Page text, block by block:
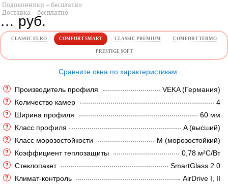
Подоконники – бесплатно
Доставка – бесплатно
… руб.
CLASSIC EURO COMFORT SMART CLASSIC PREMIUM COMFORT TERMO
PRESTIGE SOFT
Сравните окна по характеристикам
Производитель профиля
VEKA (Германия)
Количество камер
4
Ширина профиля
60 мм
Класс профиля
A (высший)
Класс морозостойкости
M (морозостойкий)
Коэффициент теплозащиты
0,78 м²C/Вт
Стеклопакет
SmartGlass 2.0
Климат-контроль
AirDrive I, II